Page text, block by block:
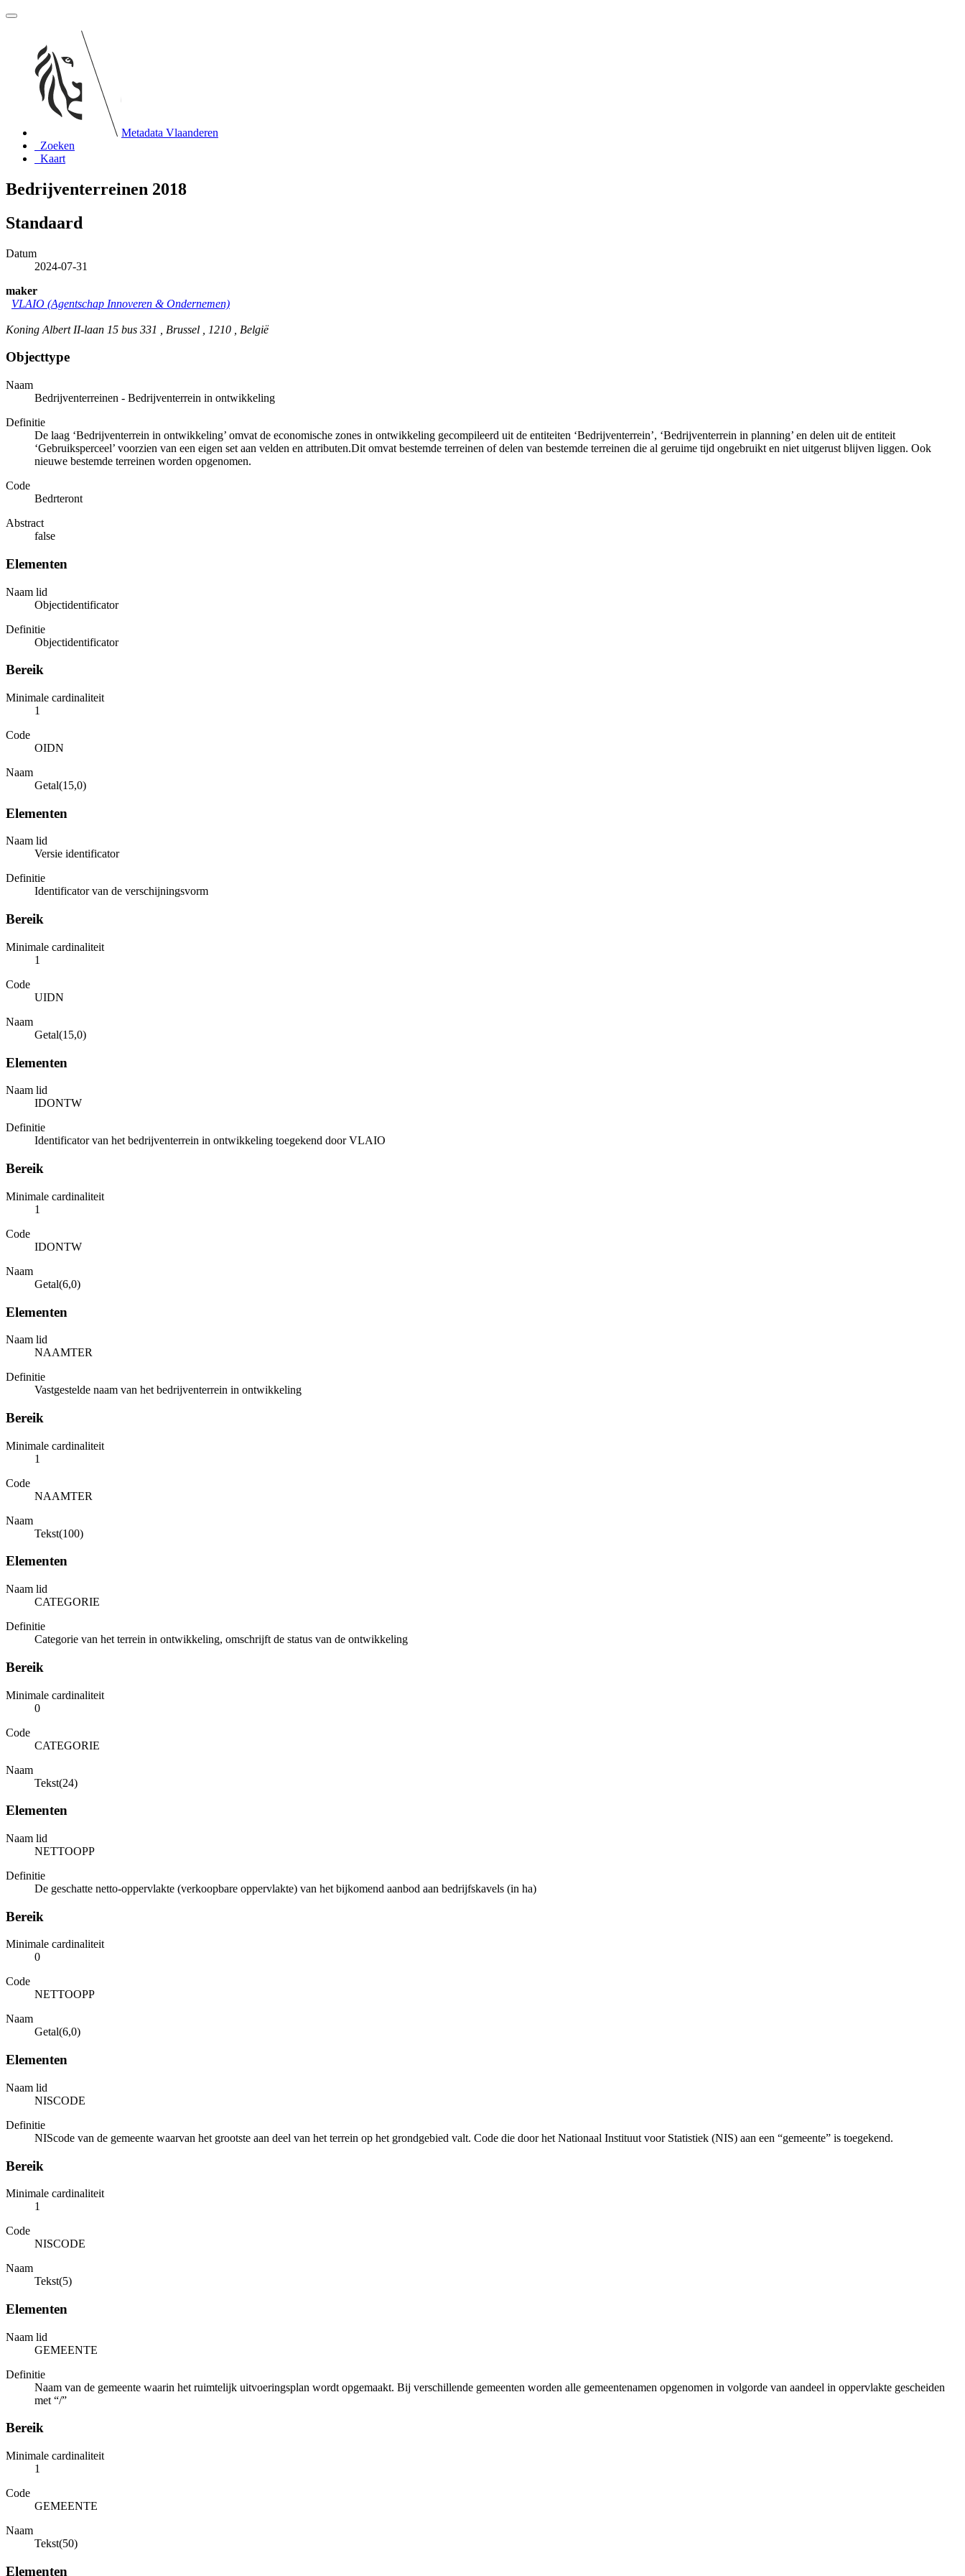
Metadata Vlaanderen
Zoeken
Kaart
Bedrijventerreinen 2018
Standaard
Datum
2024-07-31
maker
VLAIO (Agentschap Innoveren & Ondernemen)
Koning Albert II-laan 15 bus 331 , Brussel , 1210 , België
Objecttype
Naam
Bedrijventerreinen - Bedrijventerrein in ontwikkeling
Definitie
De laag ‘Bedrijventerrein in ontwikkeling’ omvat de economische zones in ontwikkeling gecompileerd uit de entiteiten ‘Bedrijventerrein’, ‘Bedrijventerrein in planning’ en delen uit de entiteit
‘Gebruiksperceel’ voorzien van een eigen set aan velden en attributen.Dit omvat bestemde terreinen of delen van bestemde terreinen die al geruime tijd ongebruikt en niet uitgerust blijven liggen. Ook
nieuwe bestemde terreinen worden opgenomen.
Code
Bedrteront
Abstract
false
Elementen
Naam lid
Objectidentificator
Definitie
Objectidentificator
Bereik
Minimale cardinaliteit
1
Code
OIDN
Naam
Getal(15,0)
Elementen
Naam lid
Versie identificator
Definitie
Identificator van de verschijningsvorm
Bereik
Minimale cardinaliteit
1
Code
UIDN
Naam
Getal(15,0)
Elementen
Naam lid
IDONTW
Definitie
Identificator van het bedrijventerrein in ontwikkeling toegekend door VLAIO
Bereik
Minimale cardinaliteit
1
Code
IDONTW
Naam
Getal(6,0)
Elementen
Naam lid
NAAMTER
Definitie
Vastgestelde naam van het bedrijventerrein in ontwikkeling
Bereik
Minimale cardinaliteit
1
Code
NAAMTER
Naam
Tekst(100)
Elementen
Naam lid
CATEGORIE
Definitie
Categorie van het terrein in ontwikkeling, omschrijft de status van de ontwikkeling
Bereik
Minimale cardinaliteit
0
Code
CATEGORIE
Naam
Tekst(24)
Elementen
Naam lid
NETTOOPP
Definitie
De geschatte netto-oppervlakte (verkoopbare oppervlakte) van het bijkomend aanbod aan bedrijfskavels (in ha)
Bereik
Minimale cardinaliteit
0
Code
NETTOOPP
Naam
Getal(6,0)
Elementen
Naam lid
NISCODE
Definitie
NIScode van de gemeente waarvan het grootste aan deel van het terrein op het grondgebied valt. Code die door het Nationaal Instituut voor Statistiek (NIS) aan een “gemeente” is toegekend.
Bereik
Minimale cardinaliteit
1
Code
NISCODE
Naam
Tekst(5)
Elementen
Naam lid
GEMEENTE
Definitie
Naam van de gemeente waarin het ruimtelijk uitvoeringsplan wordt opgemaakt. Bij verschillende gemeenten worden alle gemeentenamen opgenomen in volgorde van aandeel in oppervlakte gescheiden
met “/”
Bereik
Minimale cardinaliteit
1
Code
GEMEENTE
Naam
Tekst(50)
Elementen